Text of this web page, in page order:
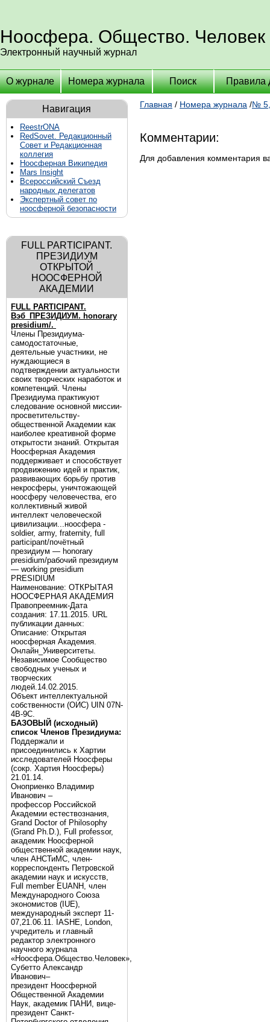
Ноосфера. Общество. Человек
Электронный научный журнал
О журнале Номера журнала Поиск Правила
Навигация
ReestrONA
RedSovet. Редакционный
Совет и Редакционная
коллегия
Ноосферная Википедия
Mars Insight
Всероссийский Съезд
народных делегатов
Экспертный совет по
ноосферной безопасности
FULL PARTICIPANT.
ПРЕЗИДИУМ
ОТКРЫТОЙ
НООСФЕРНОЙ
АКАДЕМИИ
FULL PARTICIPANT.
Вэб_ПРЕЗИДИУМ. honorary
presidium/.
Члены Президиума-
самодостаточные,
деятельные участники, не
нуждающиеся в
подтверждении актуальности
своих творческих наработок и
компетенций. Члены
Президиума практикуют
следование основной миссии-
просветительству-
общественной Академии как
наиболее креативной форме
открытости знаний. Открытая
Ноосферная Академия
поддерживает и способствует
продвижению идей и практик,
развивающих борьбу против
некросферы, уничтожающей
ноосферу человечества, его
коллективный живой
интеллект человеческой
цивилизации...ноосфера -
soldier, army, fraternity, full
participant/почётный
президиум — honorary
presidium/рабочий президиум
— working presidium
PRESIDIUM
Наименование: ОТКРЫТАЯ
НООСФЕРНАЯ АКАДЕМИЯ
Правопреемник-Дата
создания: 17.11.2015. URL
публикации данных:
Описание: Открытая
ноосферная Академия.
Онлайн_Университеты.
Независимое Сообщество
свободных ученых и
творческих
людей.14.02.2015.
Объект интеллектуальной
собственности (ОИС) UIN 07N-
4B-9C.
БАЗОВЫЙ (исходный)
список Членов Президиума:
Поддержали и
присоединились к Хартии
исследователей Ноосферы
(сокр. Хартия Ноосферы)
21.01.14.
Оноприенко Владимир
Иванович –
профессор Российской
Академии естествознания,
Grand Doctor of Philosophy
(Grand Ph.D.), Full professor,
академик Ноосферной
общественной академии наук,
член АНСТиМС, член-
корреспонденть Петровской
академии наук и искусств,
Full member EUANH, член
Международного Союза
экономистов (IUE),
международный эксперт 11-
07,21.06.11. IASHE, London,
учредитель и главный
редактор электронного
научного журнала
«Ноосфера.Общество.Человек»,
Субетто Александр
Иванович–
президент Ноосферной
Общественной Академии
Наук, академик ПАНИ, вице-
президент Санкт-
Главная / Номера журнала /№
Комментарии:
Для добавления комментария